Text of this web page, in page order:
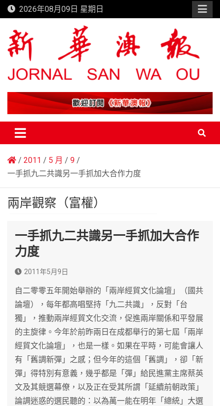
Skip
to
content
2026年08月09日 星期日
新華澳報
2011 5 月
9
一手抓九二共識另一手抓加大合作力度
兩岸觀察（富權）
一手抓九二共識另一手抓加大合作
力度
2011年5月9日
自二零零五年開始舉辦的「兩岸經貿文化論壇」（國共
論壇），每年都高唱堅持「九二共識」，反對「台
獨」，推動兩岸經貿文化交流，促進兩岸關係和平發展
的主旋律。今年於前昨兩日在成都舉行的第七屆「兩岸
經貿文化論壇」，也是一樣。如果在平時，可能會讓人
有「舊調新彈」之感；但今年的這個「舊調」，卻「新
彈」得特別有意義，幾乎都是「彈」給民進黨主席蔡英
文及其競選幕僚，以及正在受其所謂「延續前朝政策」
論調迷惑的選民聽的：以為萬一能在明年「總統」大選